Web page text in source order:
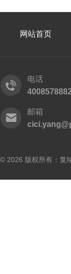
网站首页
电话
4008578882
邮箱
© 2026 版权所有：复